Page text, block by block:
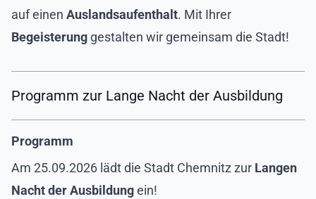
auf einen Auslandsaufenthalt. Mit Ihrer
Begeisterung gestalten wir gemeinsam die Stadt!
Programm zur Lange Nacht der Ausbildung
Programm
Am 25.09.2026 lädt die Stadt Chemnitz zur Langen
Nacht der Ausbildungein!